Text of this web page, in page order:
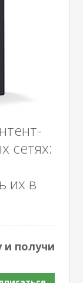
сетях:
их в
и получи